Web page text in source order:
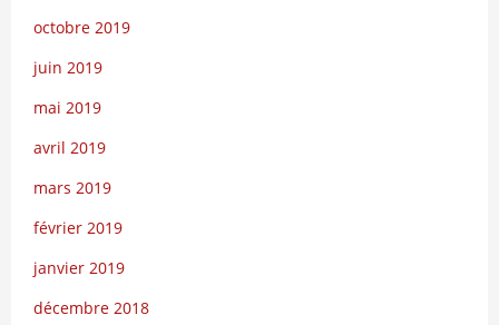
octobre 2019
juin 2019
mai 2019
avril 2019
mars 2019
février 2019
janvier 2019
décembre 2018